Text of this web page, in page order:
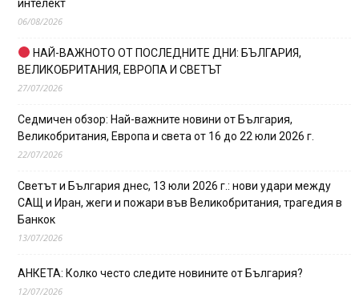
интелект
06/08/2026
НАЙ-ВАЖНОТО ОТ ПОСЛЕДНИТЕ ДНИ: БЪЛГАРИЯ,
ВЕЛИКОБРИТАНИЯ, ЕВРОПА И СВЕТЪТ
27/07/2026
Седмичен обзор: Най-важните новини от България,
Великобритания, Европа и света от 16 до 22 юли 2026 г.
22/07/2026
Светът и България днес, 13 юли 2026 г.: нови удари между
САЩ и Иран, жеги и пожари във Великобритания, трагедия в
Банкок
13/07/2026
АНКЕТА: Колко често следите новините от България?
12/07/2026